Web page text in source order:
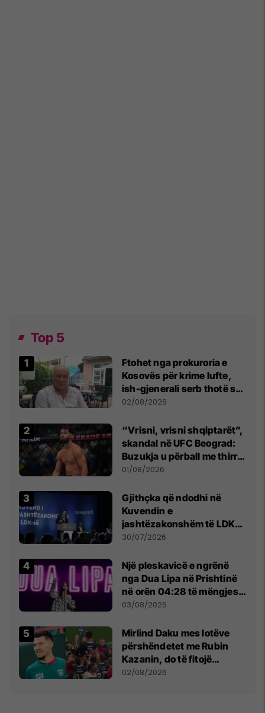
Top 5
Ftohet nga prokuroria e
Kosovës për krime lufte,
ish-gjenerali serb thotë se
dikush e tradhtoi në
02/08/2026
“Vrisni, vrisni shqiptarët”,
skandal në UFC Beograd:
Buzukja u përball me thirrje
anti-shqiptare nga
01/08/2026
Gjithçka që ndodhi në
Kuvendin e
jashtëzakonshëm të LDK-
së
30/07/2026
Një pleskavicë e ngrënë
nga Dua Lipa në Prishtinë
në orën 04:28 të mëngjesit
- dhe bota digjitale serbe
03/08/2026
Mirlind Daku mes lotëve
përshëndetet me Rubin
Kazanin, do të fitojë
miliona te Spartak Moska
02/08/2026